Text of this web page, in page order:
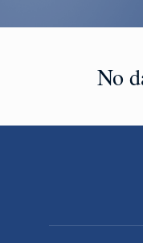
No